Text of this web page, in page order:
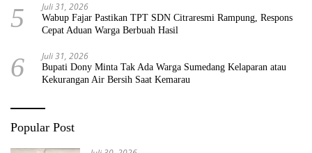
5 Juli 31, 2026
Wabup Fajar Pastikan TPT SDN Citraresmi Rampung, Respons
Cepat Aduan Warga Berbuah Hasil
6 Juli 31, 2026
Bupati Dony Minta Tak Ada Warga Sumedang Kelaparan atau
Kekurangan Air Bersih Saat Kemarau
Popular Post